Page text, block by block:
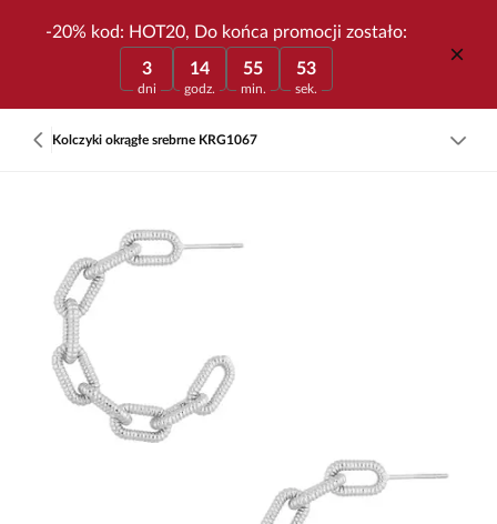
-20% kod: HOT20, Do końca promocji zostało:
3
dni
14
godz.
55
min.
53
sek.
Kolczyki okrągłe srebrne KRG1067